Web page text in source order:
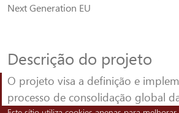
Next Generation EU
Descrição do projeto
O projeto visa a definição e
processo de consolidação global